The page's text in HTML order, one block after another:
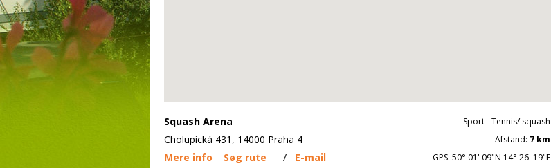
Squash Arena
Cholupická 431, 14000 Praha 4
Mere info
Søg rute / E-mail
Sport - Tennis/ squash
Afstand: 7 km
GPS: 50° 01' 09"N 14° 26' 19"E